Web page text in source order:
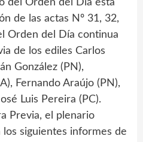
del Orden del Día está
de las actas Nº 31, 32,
Orden del Día continua
de los ediles Carlos
González (PN),
Fernando Araújo (PN),
Luis Pereira (PC).
Previa, el plenario
siguientes informes de